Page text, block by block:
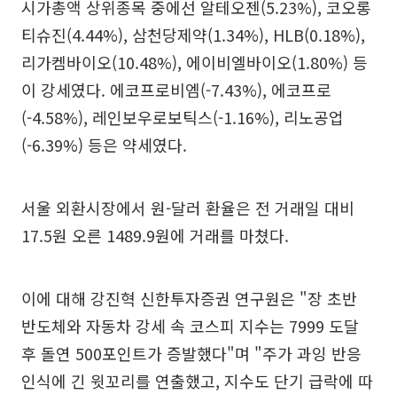
시가총액 상위종목 중에선 알테오젠(5.23%), 코오롱
티슈진(4.44%), 삼천당제약(1.34%), HLB(0.18%),
리가켐바이오(10.48%), 에이비엘바이오(1.80%) 등
이 강세였다. 에코프로비엠(-7.43%), 에코프로
(-4.58%), 레인보우로보틱스(-1.16%), 리노공업
(-6.39%) 등은 약세였다.
서울 외환시장에서 원-달러 환율은 전 거래일 대비
17.5원 오른 1489.9원에 거래를 마쳤다.
이에 대해 강진혁 신한투자증권 연구원은 "장 초반
반도체와 자동차 강세 속 코스피 지수는 7999 도달
후 돌연 500포인트가 증발했다"며 "주가 과잉 반응
인식에 긴 윗꼬리를 연출했고, 지수도 단기 급락에 따